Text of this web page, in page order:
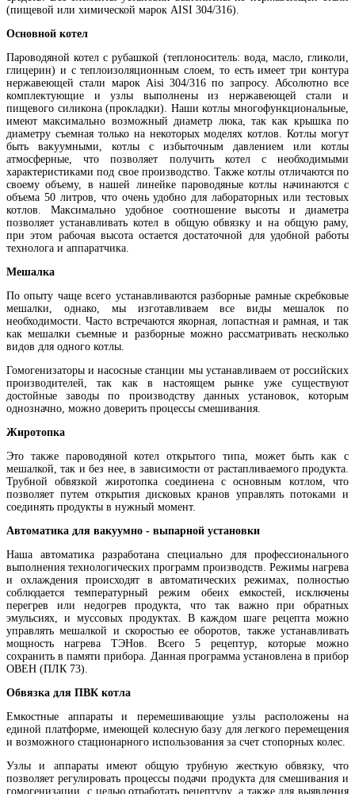
(пищевой или химической марок AISI 304/316).
Основной котел
Пароводяной котел с рубашкой (теплоноситель: вода, масло, гликоли,
глицерин) и с теплоизоляционным слоем, то есть имеет три контура
нержавеющей стали марок Aisi 304/316 по запросу. Абсолютно все
комплектующие и узлы выполнены из нержавеющей стали и
пищевого силикона (прокладки). Наши котлы многофункциональные,
имеют максимально возможный диаметр люка, так как крышка по
диаметру съемная только на некоторых моделях котлов. Котлы могут
быть вакуумными, котлы с избыточным давлением или котлы
атмосферные, что позволяет получить котел с необходимыми
характеристиками под свое производство. Также котлы отличаются по
своему объему, в нашей линейке пароводяные котлы начинаются с
объема 50 литров, что очень удобно для лабораторных или тестовых
котлов. Максимально удобное соотношение высоты и диаметра
позволяет устанавливать котел в общую обвязку и на общую раму,
при этом рабочая высота остается достаточной для удобной работы
технолога и аппаратчика.
Мешалка
По опыту чаще всего устанавливаются разборные рамные скребковые
мешалки, однако, мы изготавливаем все виды мешалок по
необходимости. Часто встречаются якорная, лопастная и рамная, и так
как мешалки съемные и разборные можно рассматривать несколько
видов для одного котлы.
Гомогенизаторы и насосные станции мы устанавливаем от российских
производителей, так как в настоящем рынке уже существуют
достойные заводы по производству данных установок, которым
однозначно, можно доверить процессы смешивания.
Жиротопка
Это также пароводяной котел открытого типа, может быть как с
мешалкой, так и без нее, в зависимости от растапливаемого продукта.
Трубной обвязкой жиротопка соединена с основным котлом, что
позволяет путем открытия дисковых кранов управлять потоками и
соединять продукты в нужный момент.
Автоматика для вакуумно - выпарной установки
Наша автоматика разработана специально для профессионального
выполнения технологических программ производств. Режимы нагрева
и охлаждения происходят в автоматических режимах, полностью
соблюдается температурный режим обеих емкостей, исключены
перегрев или недогрев продукта, что так важно при обратных
эмульсиях, и муссовых продуктах. В каждом шаге рецепта можно
управлять мешалкой и скоростью ее оборотов, также устанавливать
мощность нагрева ТЭНов. Всего 5 рецептур, которые можно
сохранить в памяти прибора. Данная программа установлена в прибор
ОВЕН (ПЛК 73).
Обвязка для ПВК котла
Емкостные аппараты и перемешивающие узлы расположены на
единой платформе, имеющей колесную базу для легкого перемещения
и возможного стационарного использования за счет стопорных колес.
Узлы и аппараты имеют общую трубную жесткую обвязку, что
позволяет регулировать процессы подачи продукта для смешивания и
гомогенизации, с целью отработать рецептуру, а также для выявления